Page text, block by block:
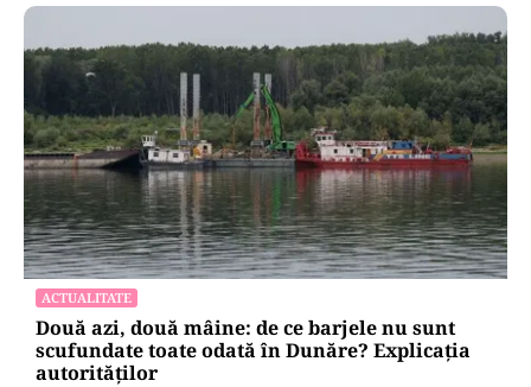
ACTUALITATE
Două azi, două mâine: de ce barjele nu sunt
scufundate toate odată în Dunăre? Explicația
autorităților